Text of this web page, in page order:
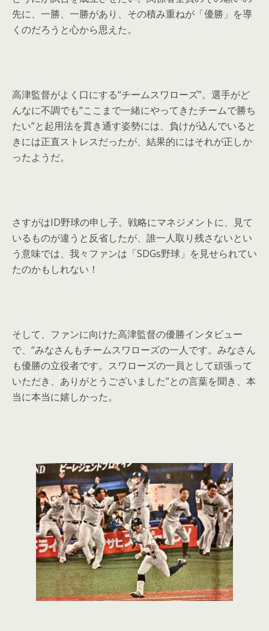
先に、一勝、一勝があり、その積み重ねが「優勝」を導
くのだろうと心から思えた。
高津監督がよく口にする“チームスワローズ”。選手がど
んなに不調でも“ここまで一緒にやってきたチームで勝ち
たい”と起用法を貫き通す姿勢には、負けが込んでいると
きには正直ストレスだったが、結果的にはそれが正しか
ったようだ。
さすがはID野球の申し子。戦略にマネジメントに、見て
いるものが違うと反省したが、誰一人取り残さないとい
う意味では、我々ファンは「SDGs野球」を見せられてい
たのかもしれない！
そして、ファンに向けた高津監督の優勝インタビュー
で、“みなさんもチームスワローズの一人です。みなさん
も優勝の立役者です。スワローズの一員として頑張って
いただき、ありがとうございました”との言葉を聞き、本
当に本当に嬉しかった。